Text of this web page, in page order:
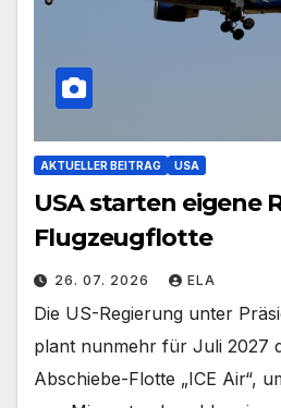
AKTUELLER BEITRAG USA
USA starten eigene
Flugzeugflotte
26. 07. 2026 ELA
Die US-Regierung unter
plant nunmehr für Juli 2027
Abschiebe-Flotte „ICE Air“,